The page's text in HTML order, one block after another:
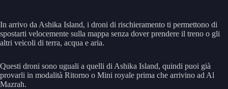
In arrivo da Ashika Island, i droni di rischieramento ti permettono di
spostarti velocemente sulla mappa senza dover prendere il treno o gli
altri veicoli di terra, acqua e aria.
Questi droni sono uguali a quelli di Ashika Island, quindi puoi già
provarli in modalità Ritorno o Mini royale prima che arrivino ad Al
Mazrah.